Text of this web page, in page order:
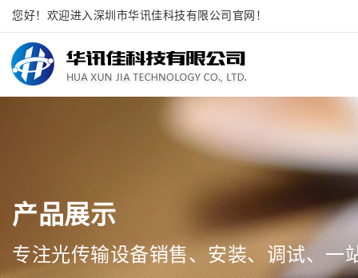
您好！欢迎进入深圳市华讯佳科技有限公司官网！
产品展示
专注光传输设备销售、安装、调试、一